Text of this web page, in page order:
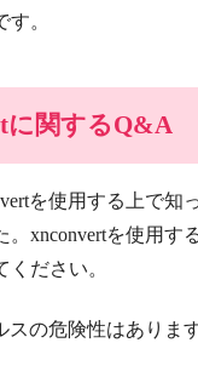
。
に関するQ&A
を使用する上で知
。xnconvertを使用す
ださい。
スの危険性はありま